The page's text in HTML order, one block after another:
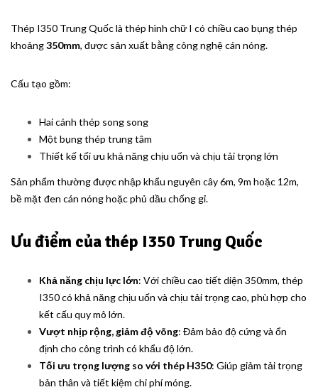
Thép I350 Trung Quốc là thép hình chữ I có chiều cao bụng thép
khoảng350mm, được sản xuất bằng công nghệ cán nóng.
Cấu tạo gồm:
Hai cánh thép song song
Một bụng thép trung tâm
Thiết kế tối ưu khả năng chịu uốn và chịu tải trọng lớn
Sản phẩm thường được nhập khẩu nguyên cây 6m, 9m hoặc 12m,
bề mặt đen cán nóng hoặc phủ dầu chống gỉ.
Ưu điểm của thép I350 Trung Quốc
Khả năng chịu lực lớn: Với chiều cao tiết diện 350mm, thép
I350 có khả năng chịu uốn và chịu tải trọng cao, phù hợp cho
kết cấu quy mô lớn.
Vượt nhịp rộng, giảm độ võng: Đảm bảo độ cứng và ổn
định cho công trình có khẩu độ lớn.
Tối ưu trọng lượng so với thép H350: Giúp giảm tải trọng
bản thân và tiết kiệm chi phí móng.